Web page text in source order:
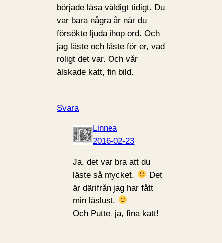
började läsa väldigt tidigt. Du
var bara några år när du
försökte ljuda ihop ord. Och
jag läste och läste för er, vad
roligt det var. Och vår
älskade katt, fin bild.
Svara
Linnea
2016-02-23
Ja, det var bra att du
läste så mycket.
Det
är därifrån jag har fått
min läslust.
Och Putte, ja, fina katt!